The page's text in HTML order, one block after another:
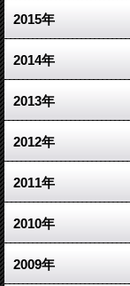
3月 (5)
6月 (5)
5月 (3)
4月 (6)
3月 (5)
2月 (5)
1月 (5)
7月 (5)
6月 (7)
5月 (3)
4月 (5)
3月 (7)
2月 (3)
1月 (5)
8月 (7)
7月 (10)
6月 (12)
5月 (8)
4月 (4)
3月 (6)
2月 (8)
9月 (7)
8月 (7)
7月 (8)
6月 (10)
5月 (11)
4月 (11)
3月 (11)
10月 (6)
9月 (7)
8月 (9)
7月 (7)
6月 (4)
5月 (6)
4月 (5)
11月 (1)
10月 (7)
9月 (7)
8月 (6)
7月 (6)
6月 (1)
5月 (3)
12月 (6)
11月 (4)
10月 (7)
9月 (3)
7月 (5)
6月 (4)
5月 (11)
2015年
12月 (17)
11月 (7)
10月 (10)
9月 (9)
8月 (10)
7月 (12)
2014年
12月 (6)
11月 (11)
10月 (7)
9月 (7)
8月 (8)
2013年
12月 (13)
11月 (14)
10月 (15)
9月 (20)
2012年
12月 (26)
11月 (20)
10月 (15)
2011年
12月 (27)
11月 (21)
2010年
12月 (1)
2009年